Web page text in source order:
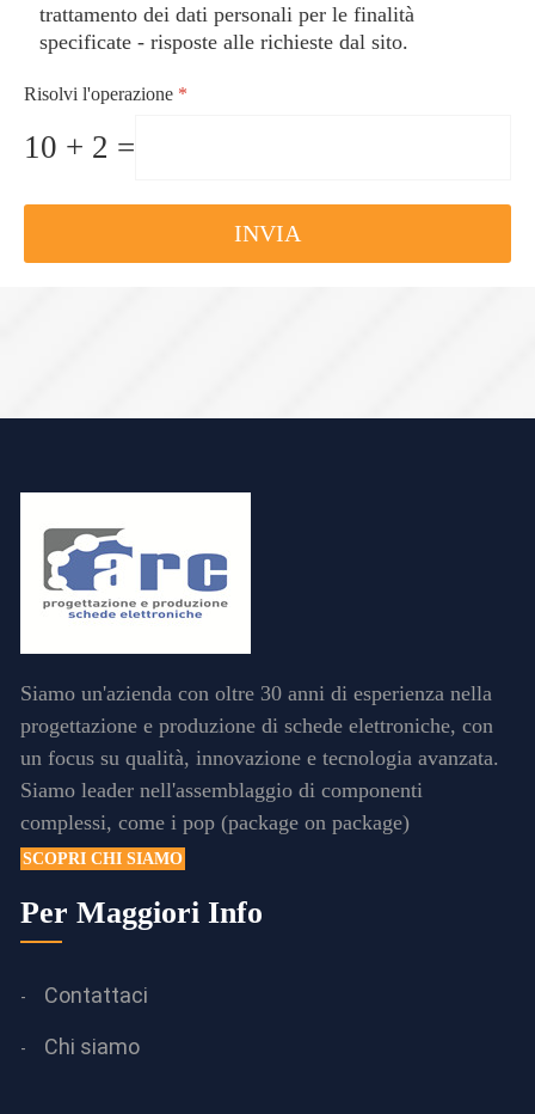
trattamento dei dati personali per le finalità
specificate - risposte alle richieste dal sito.
Risolvi l'operazione *
10 + 2 =
INVIA
Siamo un'azienda con oltre 30 anni di esperienza nella
progettazione e produzione di schede elettroniche, con
un focus su qualità, innovazione e tecnologia avanzata.
Siamo leader nell'assemblaggio di componenti
complessi, come i pop (package on package)
SCOPRI CHI SIAMO
Per Maggiori Info
Contattaci
Chi siamo